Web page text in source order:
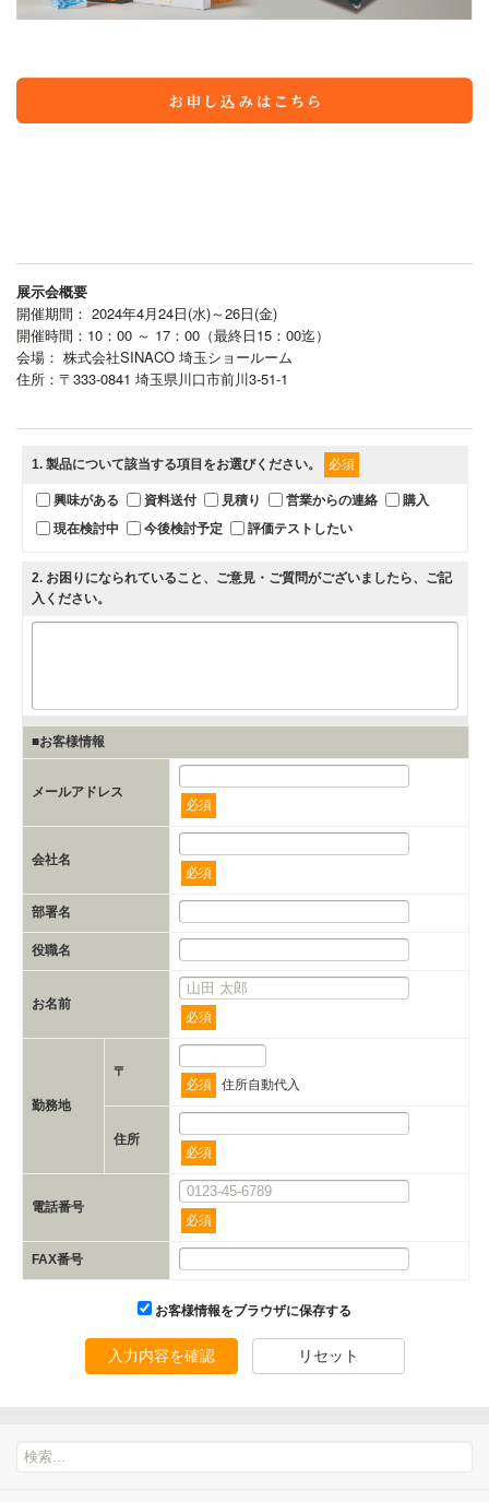
展示会概要
開催期間： 2024年4月24日(水)～26日(金)
開催時間：10：00 ～ 17：00（最終日15：00迄）
会場： 株式会社SINACO 埼玉ショールーム
住所：〒333-0841 埼玉県川口市前川3-51-1
1. 製品について該当する項目をお選びください。 必須
興味がある 資料送付 見積り 営業からの連絡
購入
現在検討中
今後検討予定 評価テストしたい
2. お困りになられていること、ご意見・ご質問がございましたら、ご記
入ください。
■お客様情報
メールアドレス
必須
会社名
必須
部署名
役職名
お名前
必須
勤務地
〒
必須
住所自動代入
住所
必須
電話番号
必須
FAX番号
お客様情報をブラウザに保存する
入力内容を確認 リセット